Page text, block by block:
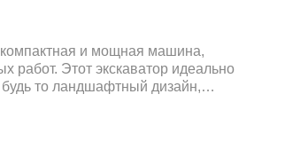
и мощная машина,
работ. Этот экскаватор идеально
то ландшафтный дизайн,
рынка.Ценовое
продукцию высокого качества по